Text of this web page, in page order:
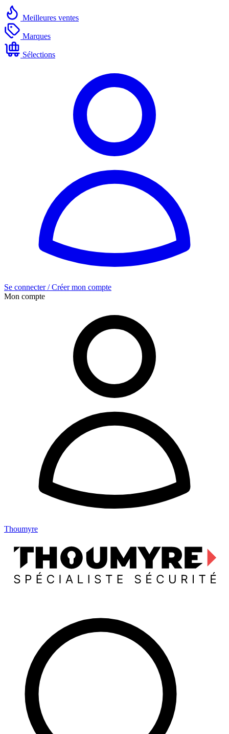
Meilleures ventes
Marques
Sélections
Se connecter / Créer mon compte
Mon compte
Thoumyre